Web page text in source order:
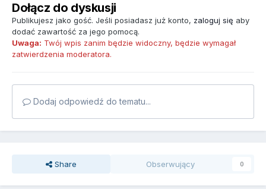
Dołącz do dyskusji
Publikujesz jako gość. Jeśli posiadasz już konto, zaloguj się aby
dodać zawartość za jego pomocą.
Uwaga: Twój wpis zanim będzie widoczny, będzie wymagał
zatwierdzenia moderatora.
Dodaj odpowiedź do tematu...
Share Obserwujący 0